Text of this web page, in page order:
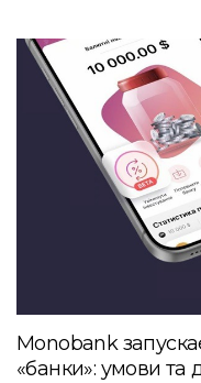
Monobank
«банки»: умови та